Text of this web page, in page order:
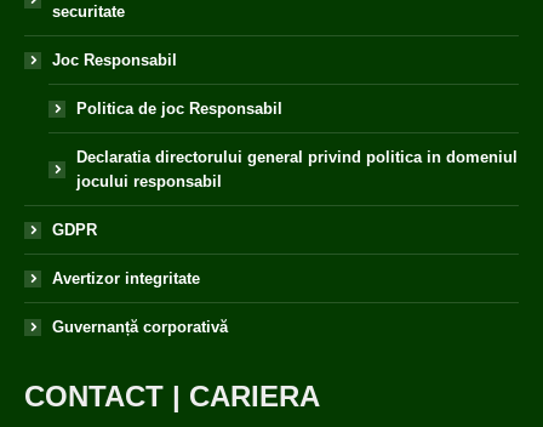
securitate
Joc Responsabil
Politica de joc Responsabil
Declaratia directorului general privind politica in domeniul
jocului responsabil
GDPR
Avertizor integritate
Guvernanță corporativă
CONTACT | CARIERA